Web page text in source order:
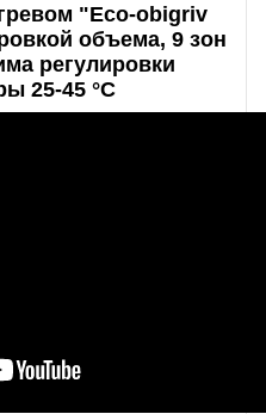
"Eco-obigriv
объема, 9 зон
регулировки
25-45 °C